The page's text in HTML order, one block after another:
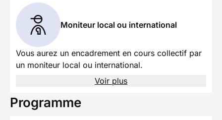
Moniteur local ou international
Vous aurez un encadrement en cours collectif par
un moniteur local ou international.
Voir plus
Programme